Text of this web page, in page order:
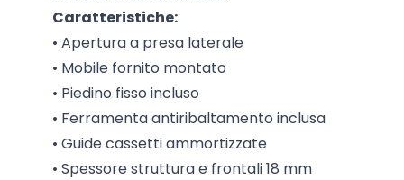
Caratteristiche:
• Apertura a presa laterale
• Mobile fornito montato
• Piedino fisso incluso
• Ferramenta antiribaltamento inclusa
• Guide cassetti ammortizzate
• Spessore struttura e frontali 18 mm